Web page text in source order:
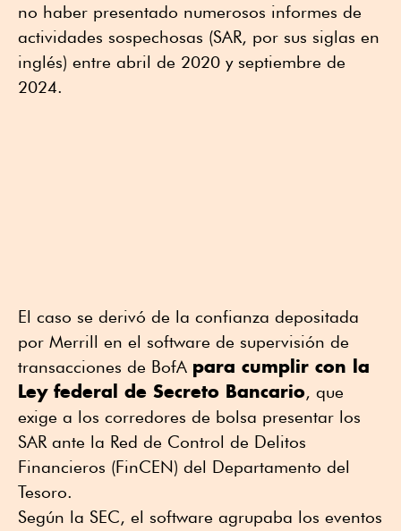
no haber presentado numerosos informes de
actividades sospechosas (SAR, por sus siglas en
inglés) entre abril de 2020 y septiembre de
2024.
El caso se derivó de la confianza depositada
por Merrill en el software de supervisión de
transacciones de BofA para cumplir con la
Ley federal de Secreto Bancario, que
exige a los corredores de bolsa presentar los
SAR ante la Red de Control de Delitos
Financieros (FinCEN) del Departamento del
Tesoro.
Según la SEC, el software agrupaba los eventos